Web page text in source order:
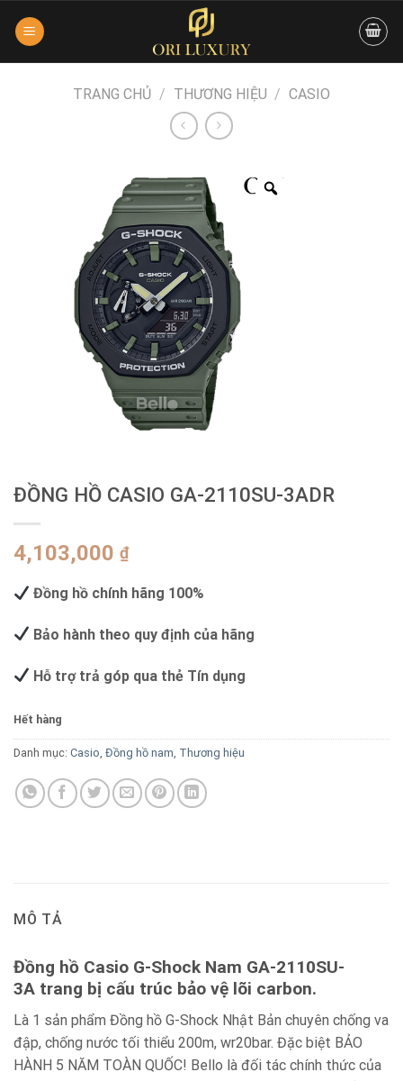
TRANG CHỦ / THƯƠNG HIỆU / CASIO
ĐỒNG HỒ CASIO GA-2110SU-3ADR
4,103,000 ₫
Đồng hồ chính hãng 100%
Bảo hành theo quy định của hãng
Hỗ trợ trả góp qua thẻ Tín dụng
Hết hàng
Danh mục: Casio, Đồng hồ nam, Thương hiệu
MÔ TẢ
Đồng hồ Casio G-Shock Nam GA-2110SU-
3A trang bị cấu trúc bảo vệ lõi carbon.
Là 1 sản phẩm Đồng hồ G-Shock Nhật Bản chuyên chống va
đập, chống nước tối thiểu 200m, wr20bar. Đặc biệt BẢO
HÀNH 5 NĂM TOÀN QUỐC! Bello là đối tác chính thức của